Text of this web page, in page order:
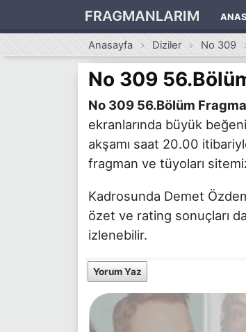
FRAGMANLARIM
Anasayfa Diziler No 309
No 309
No 309 56.Bölüm
ekranlarında büyük
akşamı saat 20.00
fragman ve tüyoları
Kadrosunda Demet
özet ve rating sonuçları
izlenebilir.
Yorum Yaz